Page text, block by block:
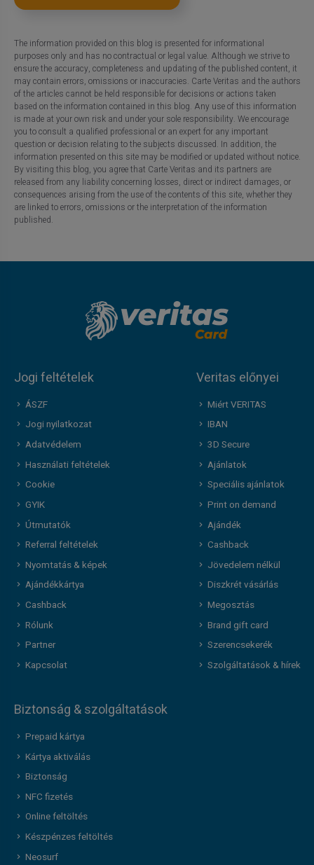
The information provided on this blog is presented for informational
purposes only and has no contractual or legal value. Although we strive to
ensure the accuracy, completeness and updating of the published content, it
may contain errors, omissions or inaccuracies. Carte Veritas and the authors
of the articles cannot be held responsible for decisions or actions taken
based on the information contained in this blog. Any use of this information
is made at your own risk and under your sole responsibility. We encourage
you to consult a qualified professional or an expert for any important
question or decision relating to the subjects discussed. In addition, the
information presented on this site may be modified or updated without notice.
By visiting this blog, you agree that Carte Veritas and its partners are
released from any liability concerning losses, direct or indirect damages, or
consequences arising from the use of the contents of this site, whether they
are linked to errors, omissions or the interpretation of the information
published.
Jogi feltételek
ÁSZF
Jogi nyilatkozat
Adatvédelem
Használati feltételek
Cookie
GYIK
Útmutatók
Referral feltételek
Nyomtatás & képek
Ajándékkártya
Cashback
Rólunk
Partner
Kapcsolat
Veritas előnyei
Miért VERITAS
IBAN
3D Secure
Ajánlatok
Speciális ajánlatok
Print on demand
Ajándék
Cashback
Jövedelem nélkül
Diszkrét vásárlás
Megosztás
Brand gift card
Szerencsekerék
Szolgáltatások & hírek
Biztonság & szolgáltatások
Prepaid kártya
Kártya aktiválás
Biztonság
NFC fizetés
Online feltöltés
Készpénzes feltöltés
Neosurf